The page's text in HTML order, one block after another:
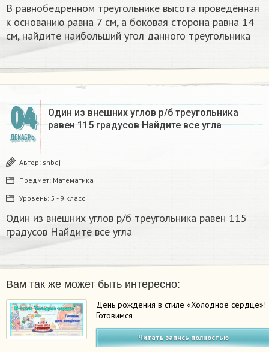
В равнобедренном треугольнике высота проведённая
к основанию равна 7 см, а боковая сторона равна 14
см, найдите наибольший угол данного треугольника
04
ДЕКАБРЬ
Один из внешних углов р/б треугольника
равен 115 градусов Найдите все угла
Автор: shbdj
Предмет: Математика
Уровень: 5 - 9 класс
Один из внешних углов р/б треугольника равен 115
градусов Найдите все угла
Вам так же может быть интересно:
День рождения в стиле «Холодное сердце»!
Готовимся
Читать запись полностью